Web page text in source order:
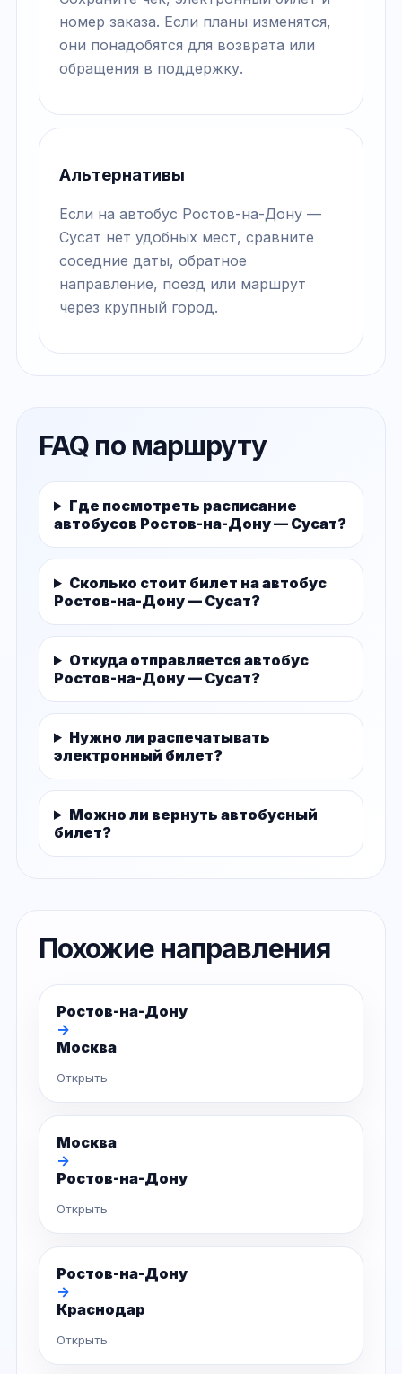
номер заказа. Если планы изменятся,
они понадобятся для возврата или
обращения в поддержку.
Альтернативы
Если на автобус Ростов-на-Дону —
Сусат нет удобных мест, сравните
соседние даты, обратное
направление, поезд или маршрут
через крупный город.
FAQ по маршруту
Где посмотреть расписание
автобусов Ростов-на-Дону — Сусат?
Сколько стоит билет на автобус
Ростов-на-Дону — Сусат?
Откуда отправляется автобус
Ростов-на-Дону — Сусат?
Нужно ли распечатывать
электронный билет?
Можно ли вернуть автобусный
билет?
Похожие направления
Ростов-на-Дону
→
Москва
Открыть
Москва
→
Ростов-на-Дону
Открыть
Ростов-на-Дону
→
Краснодар
Открыть